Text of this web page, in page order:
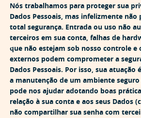
Nós trabalhamos para proteger sua
Dados Pessoais, mas infelizmente
total segurança. Entrada ou uso não
terceiros em sua conta, falhas de
que não estejam sob nosso controle e
externos podem comprometer a
Dados Pessoais. Por isso, sua
a manutenção de um ambiente
pode nos ajudar adotando boas
relação à sua conta e aos seus Dados
não compartilhar sua senha com